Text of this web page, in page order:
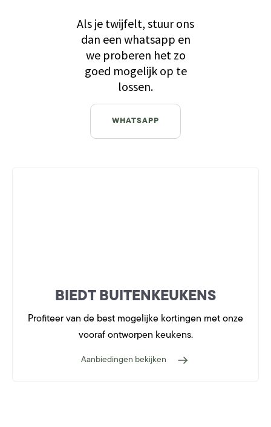
Als je twijfelt, stuur ons
dan een whatsapp en
we proberen het zo
goed mogelijk op te
lossen.
WHATSAPP
BIEDT BUITENKEUKENS
Profiteer van de best mogelijke kortingen met onze
vooraf ontworpen keukens.
Aanbiedingen bekijken